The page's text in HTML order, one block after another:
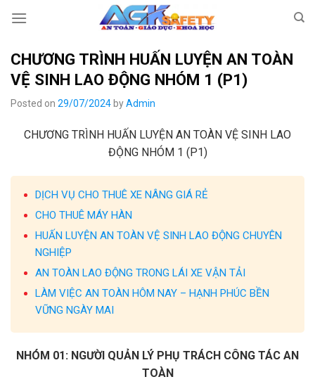
CHƯƠNG TRÌNH HUẤN LUYỆN AN TOÀN
VỆ SINH LAO ĐỘNG NHÓM 1 (P1)
Posted on 29/07/2024 byAdmin
CHƯƠNG TRÌNH HUẤN LUYỆN AN TOÀN VỆ SINH LAO
ĐỘNG NHÓM 1 (P1)
DỊCH VỤ CHO THUÊ XE NÂNG GIÁ RẺ
CHO THUÊ MÁY HÀN
HUẤN LUYỆN AN TOÀN VỆ SINH LAO ĐỘNG CHUYÊN
NGHIỆP
AN TOÀN LAO ĐỘNG TRONG LÁI XE VẬN TẢI
LÀM VIỆC AN TOÀN HÔM NAY – HẠNH PHÚC BỀN
VỮNG NGÀY MAI
NHÓM 01: NGƯỜI QUẢN LÝ PHỤ TRÁCH CÔNG TÁC AN
TOÀN